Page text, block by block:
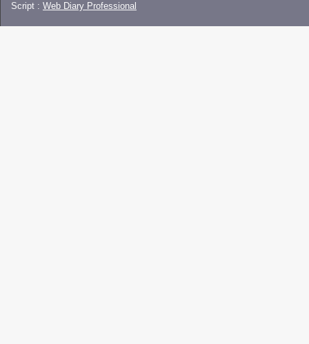
Script : Web Diary Professional